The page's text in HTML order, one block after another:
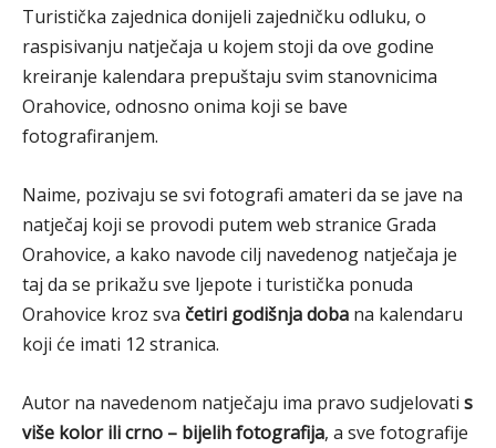
Turistička zajednica donijeli zajedničku odluku, o
raspisivanju natječaja u kojem stoji da ove godine
kreiranje kalendara prepuštaju svim stanovnicima
Orahovice, odnosno onima koji se bave
fotografiranjem.
Naime, pozivaju se svi fotografi amateri da se jave na
natječaj koji se provodi putem web stranice Grada
Orahovice, a kako navode cilj navedenog natječaja je
taj da se prikažu sve ljepote i turistička ponuda
Orahovice kroz sva četiri godišnja doba na kalendaru
koji će imati 12 stranica.
Autor na navedenom natječaju ima pravo sudjelovati s
više kolor ili crno – bijelih fotografija, a sve fotografije